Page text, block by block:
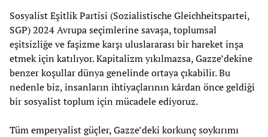
Sosyalist Eşitlik Partisi (Sozialistische Gleichheitspartei,
SGP) 2024 Avrupa seçimlerine savaşa, toplumsal
eşitsizliğe ve faşizme karşı uluslararası bir hareket inşa
etmek için katılıyor. Kapitalizm yıkılmazsa, Gazze’dekine
benzer koşullar dünya genelinde ortaya çıkabilir. Bu
nedenle biz, insanların ihtiyaçlarının kârdan önce geldiği
bir sosyalist toplum için mücadele ediyoruz.
Tüm emperyalist güçler, Gazze’deki korkunç soykırımı